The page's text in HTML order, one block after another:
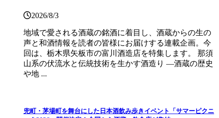
2026/8/3
地域で愛される酒蔵の銘酒に着目し、酒蔵からの生の
声と和酒情報を読者の皆様にお届けする連載企画。今
回は、栃木県矢板市の富川酒造店を特集します。 那須
山系の伏流水と伝統技術を生かす酒造り ―酒蔵の歴史
や地 ...
兜町・茅場町を舞台にした日本酒飲み歩きイベント「サマーピクニ